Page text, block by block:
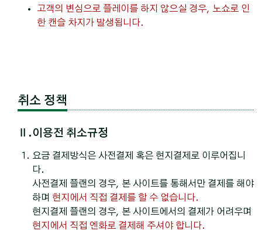
고객의 변심으로 플레이를 하지 않으실 경우, 노쇼로 인
한 캔슬 차지가 발생됩니다.
취소 정책
Ⅱ.이용전 취소규정
요금 결제방식은 사전결제 혹은 현지결제로 이루어집니
다.
사전결제 플랜의 경우, 본 사이트를 통해서만 결제를 해야
하며 현지에서 직접 결제를 할 수 없습니다.
현지결제 플랜의 경우, 본 사이트에서의 결제가 어려우며
현지에서 직접 엔화로 결제해 주셔야 합니다.